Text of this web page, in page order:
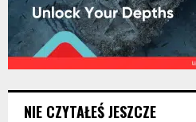
NIE CZYTAŁEŚ JESZCZE